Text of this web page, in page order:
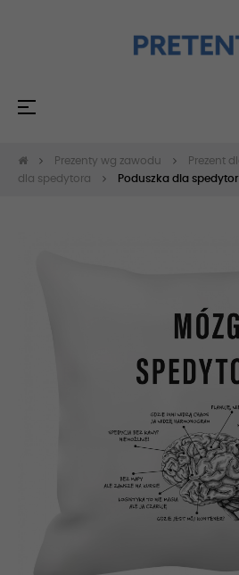
Toggle
☰
Prezenty wg zawodu Prezent
dla spedytora
Poduszka dla